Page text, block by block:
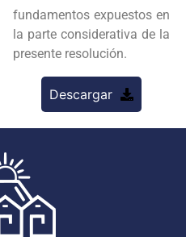
fundamentos expuestos en
la parte considerativa de la
presente resolución.
Descargar